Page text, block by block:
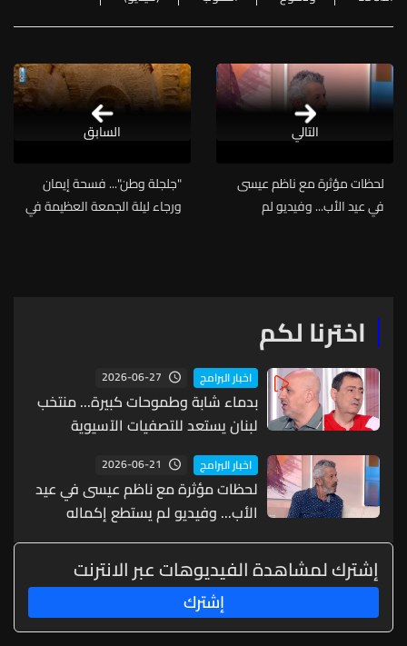
التالي
لحظات مؤثرة مع ناظم عيسى
في عيد الأب... وفيديو لم
"جلجلة وطن"... فسحة إيمان
ورجاء ليلة الجمعة العظيمة في
السابق
اخترنا لكم
اخبار البرامج 2026-06-27
بدماء شابة وطموحات كبيرة... منتخب
لبنان يستعد للتصفيات الآسيوية
المؤهلة لكأس العالم وفران: لست
هنا لأربي أحداً
اخبار البرامج 2026-06-21
لحظات مؤثرة مع ناظم عيسى في عيد
الأب... وفيديو لم يستطع إكماله
(فيديو)
إشترك لمشاهدة الفيديوهات عبر الانترنت
إشترك